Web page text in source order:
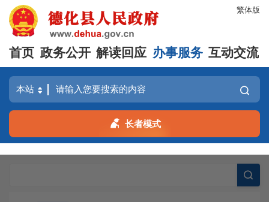
繁体版
首页 政务公开 解读回应 办事服务 互动交流
长者模式